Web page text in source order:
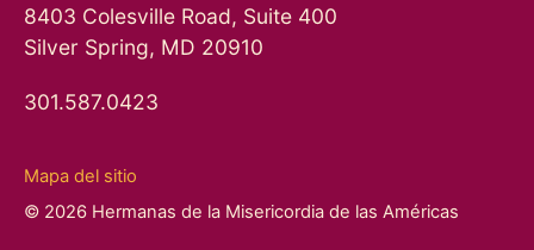
8403 Colesville Road, Suite 400
Silver Spring, MD 20910
301.587.0423
Mapa del sitio
© 2026 Hermanas de la Misericordia de las Américas